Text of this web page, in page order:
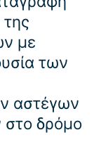
με
των
αστέγων
δρόμο